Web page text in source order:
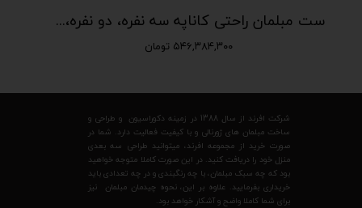
ست مبلمان راحتی کاناپه سه نفره، دو نفره، لاوسیت و تکی fs-194
۵۴۶,۳۸۴,۳۰۰ تومان
شرکت افرند از سال 1388 در زمینه دکوراسیون و طراحی و
ساخت مبلمان های ژورنالی و با کیفیت فعالیت دارد. شما در
صورت خرید از مجموعه افرند، میتوانید طراحی سه بعدی
منزل خود را دریافت کنید. در این صورت کاملا متوجه خواهید
بود که چه سبک مبلمان، با چه رنگبندی و در چه تعدادی باید
خریداری بفرمایید. علاوه بر این، نحوه چیدمان مبلمان نیز
برای شما کاملا واضح و آشکار خواهد بود.